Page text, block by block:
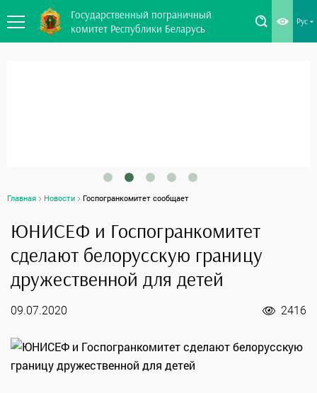
Государственный пограничный
комитет Республики Беларусь
Рус
Главная Новости Госпогранкомитет сообщает
ЮНИСЕФ и Госпогранкомитет
сделают белорусскую границу
дружественной для детей
09.07.2020 2416